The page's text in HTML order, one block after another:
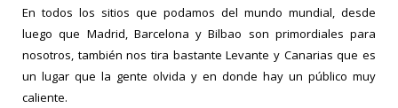
En todos los sitios que podamos del mundo mundial, desde
luego que Madrid, Barcelona y Bilbao son primordiales para
nosotros, también nos tira bastante Levante y Canarias que es
un lugar que la gente olvida y en donde hay un público muy
caliente.